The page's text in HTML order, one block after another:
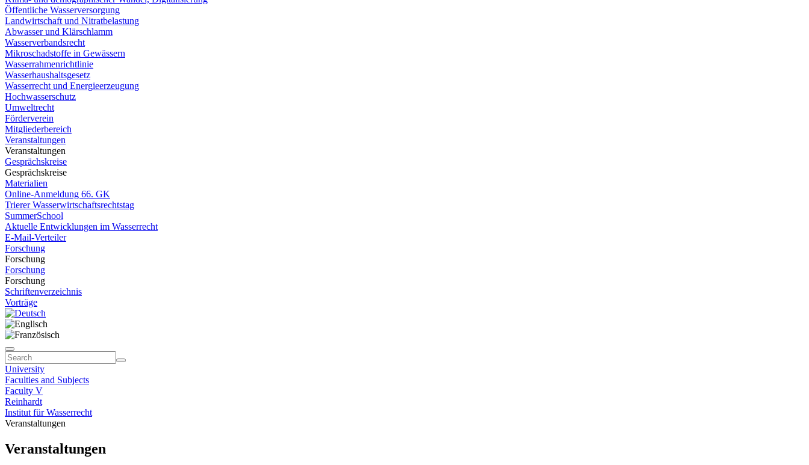
Öffentliche Wasserversorgung
Landwirtschaft und Nitratbelastung
Abwasser und Klärschlamm
Wasserverbandsrecht
Mikroschadstoffe in Gewässern
Wasserrahmenrichtlinie
Wasserhaushaltsgesetz
Wasserrecht und Energieerzeugung
Hochwasserschutz
Umweltrecht
Förderverein
Mitgliederbereich
Veranstaltungen
Veranstaltungen
Gesprächskreise
Gesprächskreise
Materialien
Online-Anmeldung 66. GK
Trierer Wasserwirtschaftsrechtstag
SummerSchool
Aktuelle Entwicklungen im Wasserrecht
E-Mail-Verteiler
Forschung
Forschung
Forschung
Forschung
Schriftenverzeichnis
Vorträge
University
Faculties and Subjects
Faculty V
Reinhardt
Institut für Wasserrecht
Veranstaltungen
Veranstaltungen